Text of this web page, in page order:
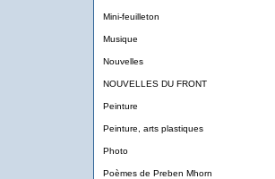
Mini-feuilleton
Musique
Nouvelles
NOUVELLES DU FRONT
Peinture
Peinture, arts plastiques
Photo
Poèmes de Preben Mhorn